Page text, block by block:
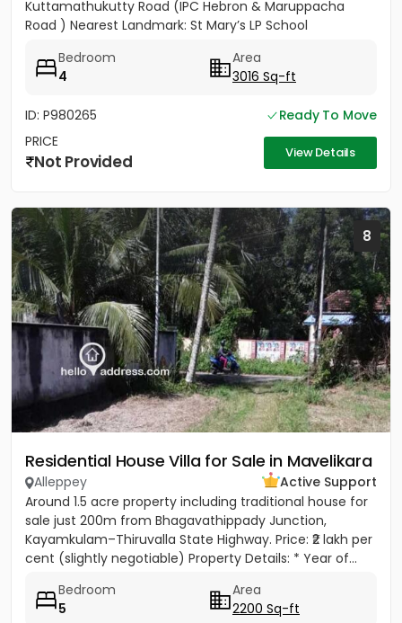
Kuttamathukutty Road (IPC Hebron & Maruppacha
Road ) Nearest Landmark: St Mary’s LP School
Bedroom
4
Area
3016 Sq-ft
ID: P980265
Ready To Move
PRICE
Not Provided View Details
8
Residential House Villa for Sale in Mavelikara
Alleppey
Active Support
Around 1.5 acre property including traditional house for
sale just 200m from Bhagavathippady Junction,
Kayamkulam–Thiruvalla State Highway. Price: ₹2 lakh per
cent (slightly negotiable) Property Details: * Year of...
Bedroom
5
Area
2200 Sq-ft